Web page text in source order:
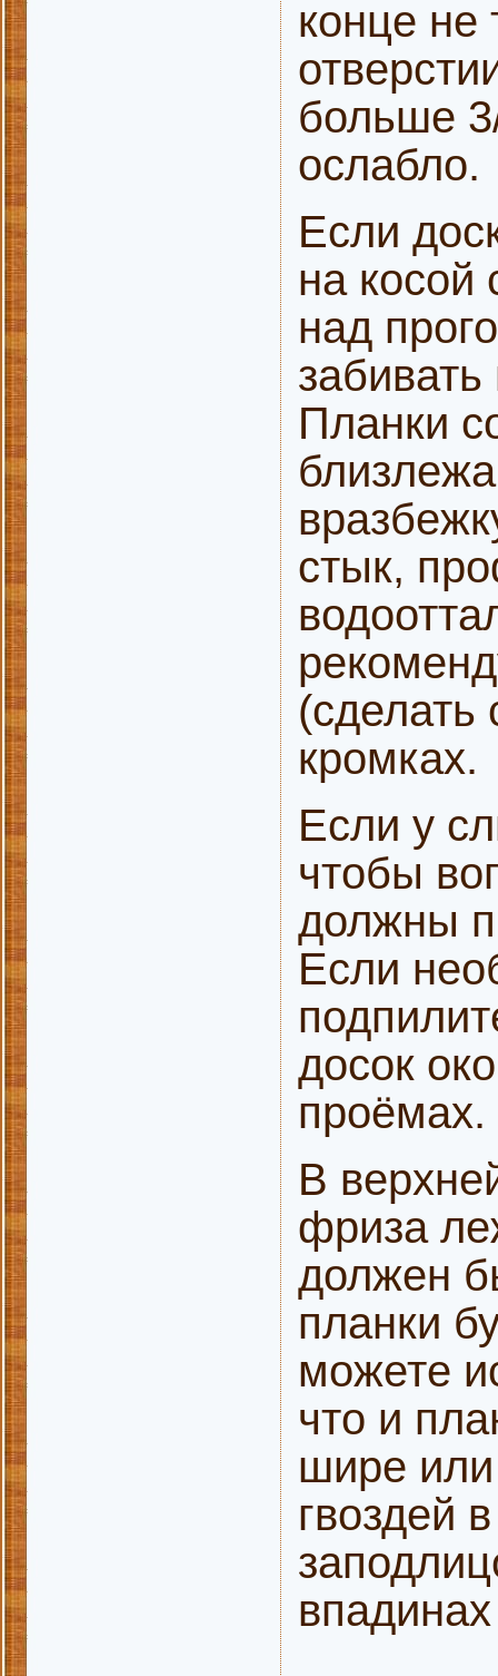
конце не
больше
ослабло.
Если
на косой
над
Планки
стык,
(сделать
кромках.
Если у
чтобы
должны
Если
досок
проёмах.
В
фриза
должен
планки
можете
что и
шире или
гвоздей